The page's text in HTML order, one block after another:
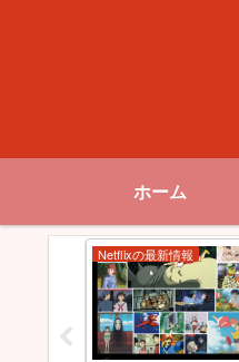
ホーム
Netflixの最新情報